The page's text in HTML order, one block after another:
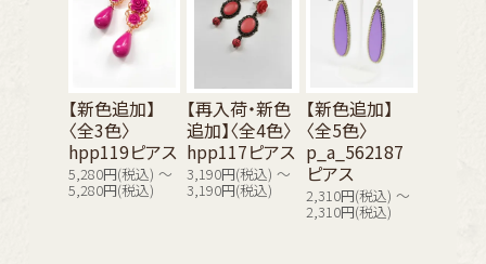
【新色追加】
〈全3色〉
hpp119ピアス
5,280円(税込) ～
5,280円(税込)
【再入荷・新色
追加】〈全4色〉
hpp117ピアス
3,190円(税込) ～
3,190円(税込)
【新色追加】
〈全5色〉
p_a_562187
ピアス
2,310円(税込) ～
2,310円(税込)